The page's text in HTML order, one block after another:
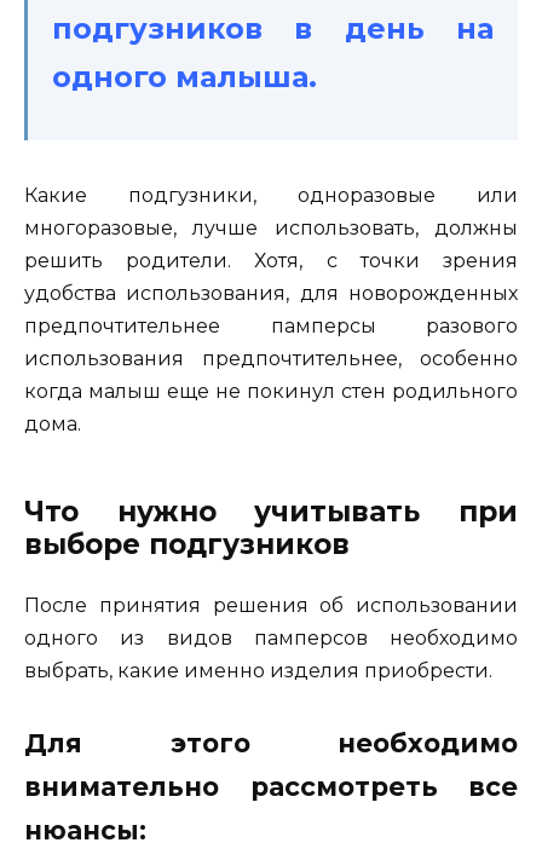
подгузников в день на
одного малыша.
Какие подгузники, одноразовые или
многоразовые, лучше использовать, должны
решить родители. Хотя, с точки зрения
удобства использования, для новорожденных
предпочтительнее памперсы разового
использования предпочтительнее, особенно
когда малыш еще не покинул стен родильного
дома.
Что нужно учитывать при
выборе подгузников
После принятия решения об использовании
одного из видов памперсов необходимо
выбрать, какие именно изделия приобрести.
Для этого необходимо
внимательно рассмотреть все
нюансы: